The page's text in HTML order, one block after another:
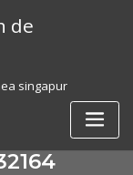
de
singapur